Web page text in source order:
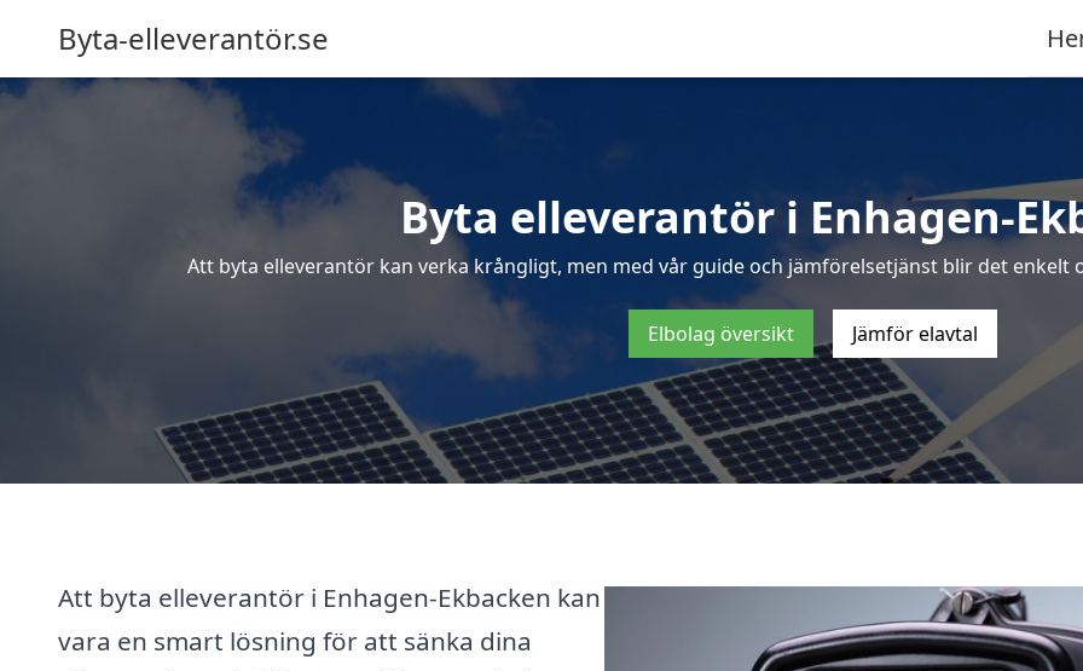
Byta-elleverantör.se
Byta elleverantör i Enhagen-
Att byta elleverantör kan verka krångligt, men med vår guide och jämförelsetjänst blir det enkelt
Elbolag översikt Jämför elavtal
Att byta elleverantör i Enhagen-Ekbacken kan
vara en smart lösning för att sänka dina